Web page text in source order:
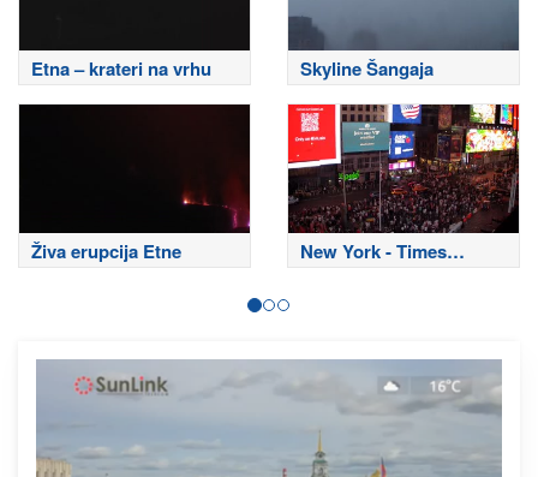
Etna – krateri na vrhu Skyline Šangaja
Živa erupcija Etne
New York - Times
Square